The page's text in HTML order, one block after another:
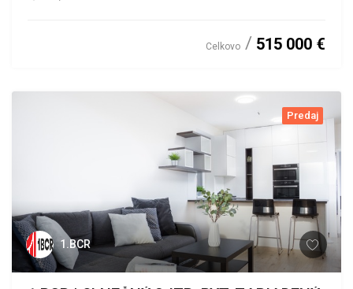
Celkovo 515 000 €
Predaj
1.BCR